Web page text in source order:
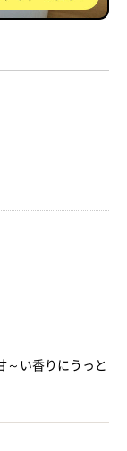
～い香りにうっと